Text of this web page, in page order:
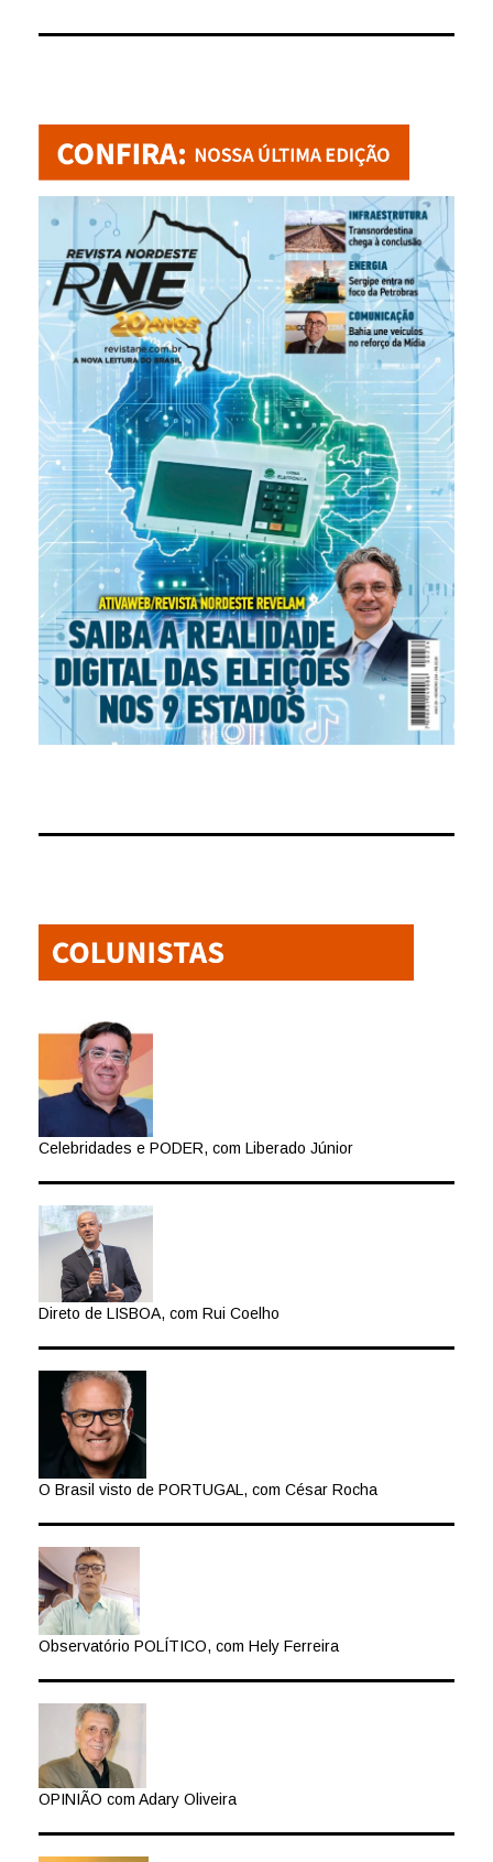
Celebridades e PODER, com Liberado Júnior
Direto de LISBOA, com Rui Coelho
O Brasil visto de PORTUGAL, com César Rocha
Observatório POLÍTICO, com Hely Ferreira
OPINIÃO com Adary Oliveira